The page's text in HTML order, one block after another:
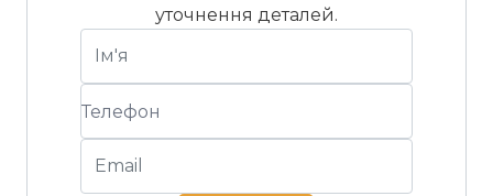
уточнення деталей.